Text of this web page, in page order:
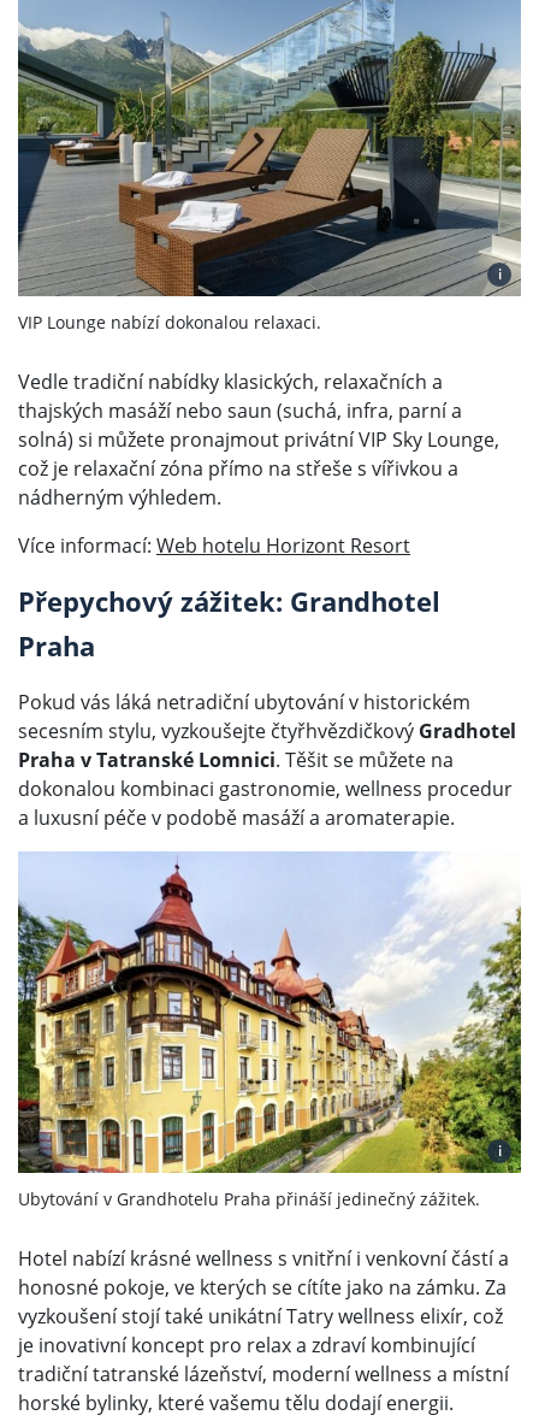
i
VIP Lounge nabízí dokonalou relaxaci.
Vedle tradiční nabídky klasických, relaxačních a
thajských masáží nebo saun (suchá, infra, parní a
solná) si můžete pronajmout privátní VIP Sky Lounge,
což je relaxační zóna přímo na střeše s vířivkou a
nádherným výhledem.
Více informací: Web hotelu Horizont Resort
Přepychový zážitek: Grandhotel
Praha
Pokud vás láká netradiční ubytování v historickém
secesním stylu, vyzkoušejte čtyřhvězdičkový Gradhotel
Praha v Tatranské Lomnici. Těšit se můžete na
dokonalou kombinaci gastronomie, wellness procedur
a luxusní péče v podobě masáží a aromaterapie.
i
Ubytování v Grandhotelu Praha přináší jedinečný zážitek.
Hotel nabízí krásné wellness s vnitřní i venkovní částí a
honosné pokoje, ve kterých se cítíte jako na zámku. Za
vyzkoušení stojí také unikátní Tatry wellness elixír, což
je inovativní koncept pro relax a zdraví kombinující
tradiční tatranské lázeňství, moderní wellness a místní
horské bylinky, které vašemu tělu dodají energii.